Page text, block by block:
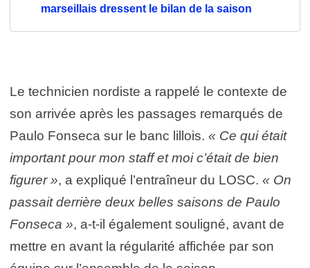
marseillais dressent le bilan de la saison
Le technicien nordiste a rappelé le contexte de
son arrivée après les passages remarqués de
Paulo Fonseca sur le banc lillois. « Ce qui était
important pour mon staff et moi c’était de bien
figurer », a expliqué l’entraîneur du LOSC. « On
passait derrière deux belles saisons de Paulo
Fonseca », a-t-il également souligné, avant de
mettre en avant la régularité affichée par son